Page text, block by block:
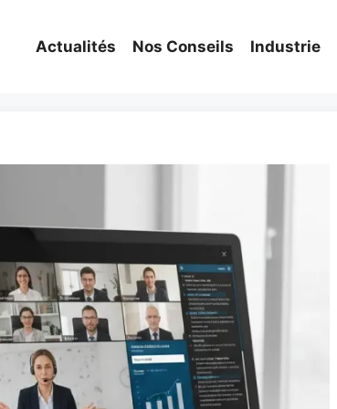
Actualités Nos Conseils Industrie